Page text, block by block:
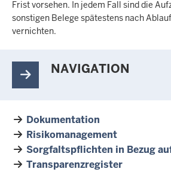
Frist vorsehen. In jedem Fall sind die
sonstigen Belege spätestens nach
vernichten.
NAVIGATION
Dokumentation
Risikomanagement
Sorgfaltspflichten in Bezug
Transparenzregister